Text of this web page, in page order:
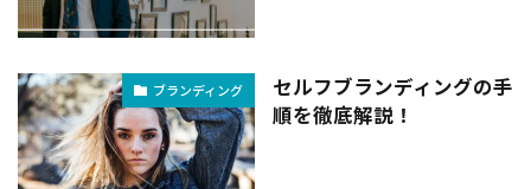
ブランディング
セルフブランディングの手
順を徹底解説！